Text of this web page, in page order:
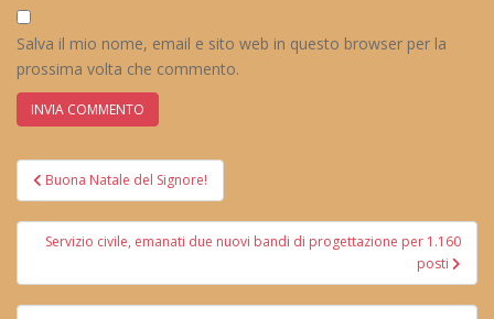
Salva il mio nome, email e sito web in questo browser per la
prossima volta che commento.
Navigazione
articoli
Buona Natale del Signore!
Servizio civile, emanati due nuovi bandi di progettazione per 1.160
posti